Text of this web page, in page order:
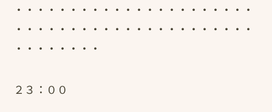
・・・・・・・・・・・・・・・・・・・・・・
・・・・・・・・・・・・・・・・・・・・・・
・・・・・・・・
２３：００